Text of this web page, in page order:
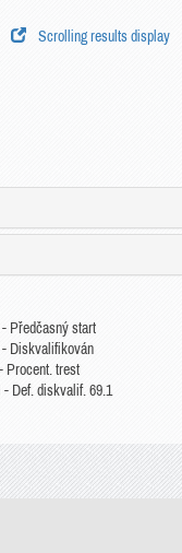
Scrolling results display
Předčasný start
- Diskvalifikován
Procent. trest
- Def. diskvalif. 69.1